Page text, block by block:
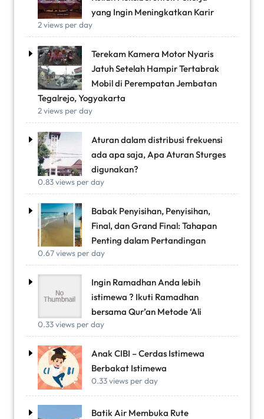
yang Ingin Meningkatkan Karir
2 views per day
Terekam Kamera Motor Nyaris
Jatuh Setelah Hampir Tertabrak
Mobil di Perempatan Jembatan
Tegalrejo, Yogyakarta
2 views per day
Aturan dalam distribusi frekuensi
ada apa saja, Apa Aturan Sturges
digunakan?
0.83 views per day
Babak Penyisihan, Penyisihan,
Final, dan Grand Final: Tahapan
Penting dalam Pertandingan
0.67 views per day
Ingin Ramadhan Anda lebih
istimewa ? Ikuti Ramadhan
bersama Qur’an Metode ‘Ali
0.33 views per day
Anak CIBI – Cerdas Istimewa
Berbakat Istimewa
0.33 views per day
Batik Air Membuka Rute